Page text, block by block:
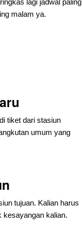
lagi jadwal paling
malam ya.
tiket dari stasiun
umum yang
tujuan. Kalian harus
kesayangan kalian.